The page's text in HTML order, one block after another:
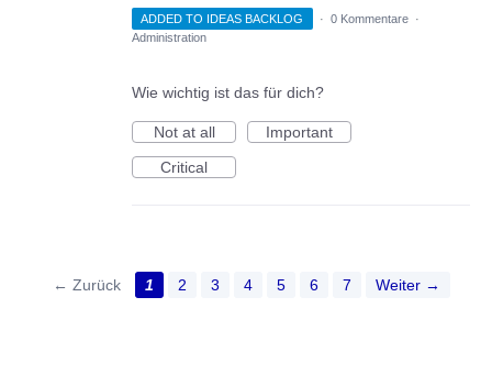
ADDED TO IDEAS BACKLOG · 0 Kommentare
·
Administration
Wie wichtig ist das für dich?
Not at all
Important
Critical
← Zurück 1 2 3 4 5 6 7 Weiter →